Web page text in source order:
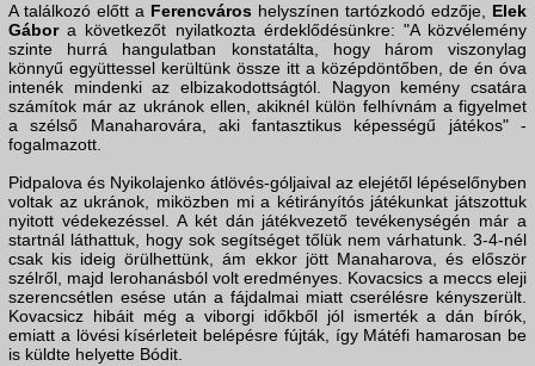
A találkozó előtt a Ferencváros helyszínen tartózkodó edzője, Elek
Gábora következőt nyilatkozta érdeklődésünkre: "A közvélemény
szinte hurrá hangulatban konstatálta, hogy három viszonylag
könnyű együttessel kerültünk össze itt a középdöntőben, de én óva
intenék mindenki az elbizakodottságtól. Nagyon kemény csatára
számítok már az ukránok ellen, akiknél külön felhívnám a figyelmet
a szélső Manaharovára, aki fantasztikus képességű játékos" -
fogalmazott.
Pidpalova és Nyikolajenko átlövés-góljaival az elejétől lépéselőnyben
voltak az ukránok, miközben mi a kétirányítós játékunkat játszottuk
nyitott védekezéssel. A két dán játékvezető tevékenységén már a
startnál láthattuk, hogy sok segítséget tőlük nem várhatunk. 3-4-nél
csak kis ideig örülhettünk, ám ekkor jött Manaharova, és először
szélről, majd lerohanásból volt eredményes. Kovacsics a meccs eleji
szerencsétlen esése után a fájdalmai miatt cserélésre kényszerült.
Kovacsicz hibáit még a viborgi időkből jól ismerték a dán bírók,
emiatt a lövési kísérleteit belépésre fújták, így Mátéfi hamarosan be
is küldte helyette Bódit.